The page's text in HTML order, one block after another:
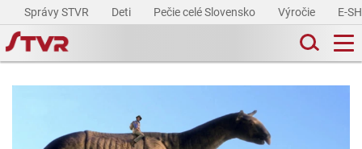
Správy STVR Deti Pečie celé Slovensko Výročie E-